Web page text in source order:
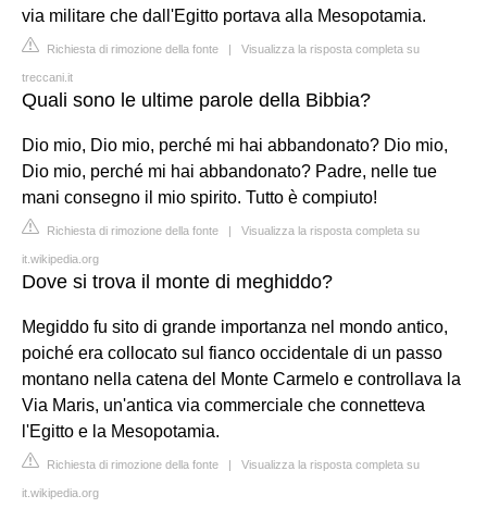
via militare che dall'Egitto portava alla Mesopotamia.
Richiesta di rimozione della fonte | Visualizza la risposta completa su
treccani.it
Quali sono le ultime parole della Bibbia?
Dio mio, Dio mio, perché mi hai abbandonato? Dio mio,
Dio mio, perché mi hai abbandonato? Padre, nelle tue
mani consegno il mio spirito. Tutto è compiuto!
Richiesta di rimozione della fonte | Visualizza la risposta completa su
it.wikipedia.org
Dove si trova il monte di meghiddo?
Megiddo fu sito di grande importanza nel mondo antico,
poiché era collocato sul fianco occidentale di un passo
montano nella catena del Monte Carmelo e controllava la
Via Maris, un'antica via commerciale che connetteva
l'Egitto e la Mesopotamia.
Richiesta di rimozione della fonte | Visualizza la risposta completa su
it.wikipedia.org